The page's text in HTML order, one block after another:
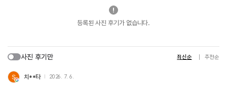
등록된 사진 후기가 없습니다.
사진 후기만 최신순 추천순
치**타 2026. 7. 6.